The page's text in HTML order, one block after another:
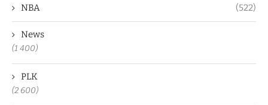
NBA (522)
News
(1 400)
PLK
(2 600)